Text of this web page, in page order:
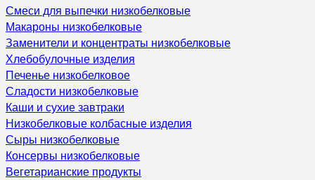
Смеси для выпечки низкобелковые
Макароны низкобелковые
Заменители и концентраты низкобелковые
Хлебобулочные изделия
Печенье низкобелковое
Сладости низкобелковые
Каши и сухие завтраки
Низкобелковые колбасные изделия
Сыры низкобелковые
Консервы низкобелковые
Вегетарианские продукты